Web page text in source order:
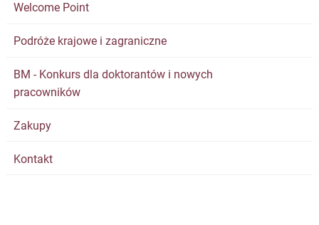
Welcome Point
Podróże krajowe i zagraniczne
BM - Konkurs dla doktorantów i nowych
pracowników
Zakupy
Kontakt